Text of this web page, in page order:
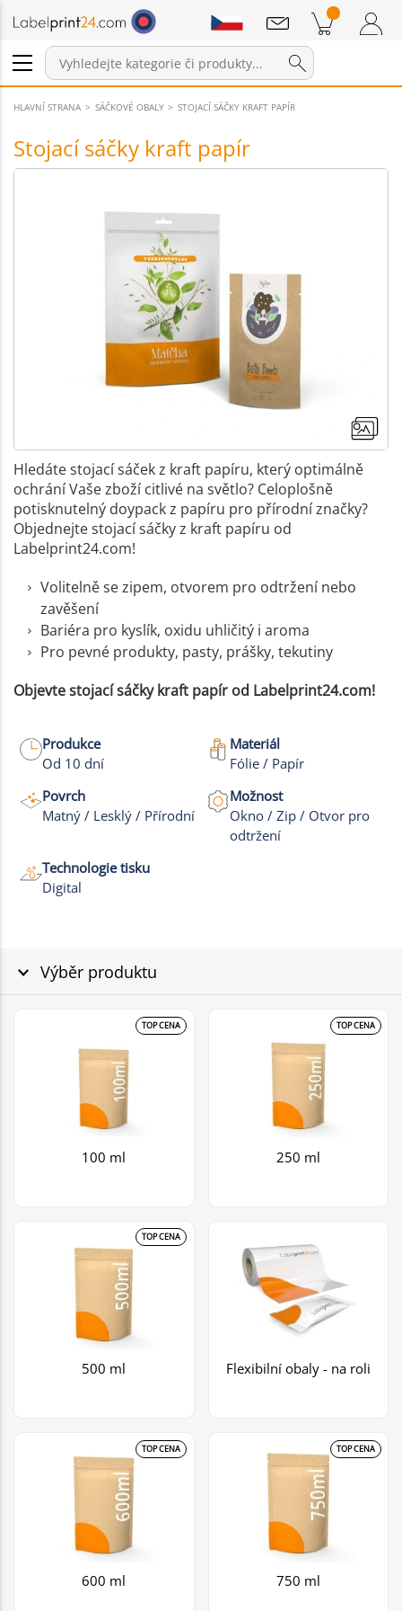
Přihlášení / Registrace
Položky v košíku Nákupní Košík
Sdělení
HLAVNÍ STRANA SÁČKOVÉ OBALY STOJACÍ SÁČKY KRAFT PAPÍR
Stojací sáčky kraft papír
Hledáte stojací sáček z kraft papíru, který optimálně
ochrání Vaše zboží citlivé na světlo? Celoplošně
potisknutelný doypack z papíru pro přírodní značky?
Objednejte stojací sáčky z kraft papíru od
Labelprint24.com!
Volitelně se zipem, otvorem pro odtržení nebo
zavěšení
Bariéra pro kyslík, oxidu uhličitý i aroma
Pro pevné produkty, pasty, prášky, tekutiny
Objevte stojací sáčky kraft papír od Labelprint24.com!
Produkce
Od 10 dní
Materiál
Fólie / Papír
Povrch
Matný / Lesklý / Přírodní
Možnost
Okno / Zip / Otvor pro
odtržení
Technologie tisku
Digital
Výběr produktu
100 ml
TOP CENA
250 ml
TOP CENA
500 ml
TOP CENA
Flexibilní obaly - na roli
600 ml
TOP CENA
750 ml
TOP CENA